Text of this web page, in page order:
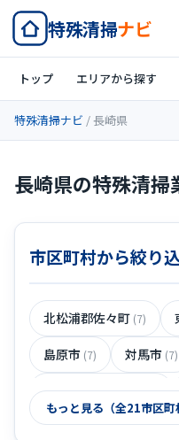
特殊清掃ナビ
トップ エリアから探す
特殊清掃ナビ / 長崎県
長崎県の特殊清掃
市区町村から絞り
北松浦郡佐々町 (7)
島原市 (7) 対馬市 (7)
東彼杵郡波佐見町(7)
壱岐市(7) 平戸市(7)
もっと見る（全21市区町